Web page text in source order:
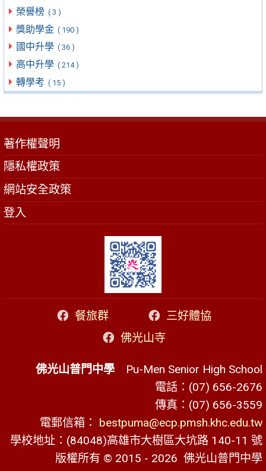
榮譽榜 ( 3 )
獎助學金 ( 190 )
國中升學 ( 36 )
高中升學 ( 214 )
轉學考 ( 15 )
著作權聲明
隱私權政策
網站安全政策
登入
餐旅群
三好體協
佛光山寺
佛光山普門中學 Pu-Men Senior High School
電話：(07) 656-2676
傳真：(07) 656-3559
電郵信箱： bestpuma@ecp.pmsh.khc.edu.tw
學校地址：(84048)高雄市大樹區大坑路 140-11 號
版權所有 © 2015 - 2026 佛光山普門中學